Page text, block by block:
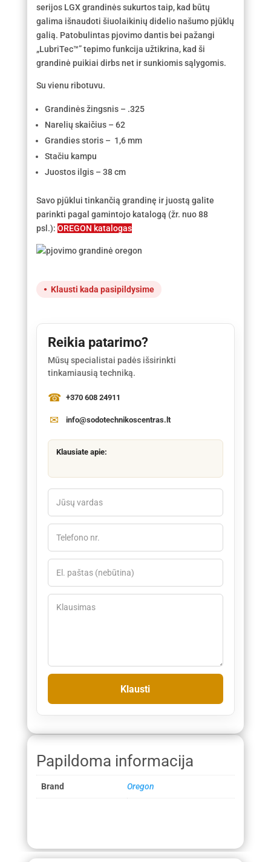
serijos LGX grandinės sukurtos taip, kad būtų
galima išnaudoti šiuolaikinių didelio našumo pjūklų
galią. Patobulintas pjovimo dantis bei pažangi
„LubriTec™” tepimo funkcija užtikrina, kad ši
grandinė puikiai dirbs net ir sunkiomis sąlygomis.
Su vienu ribotuvu.
Grandinės žingsnis – .325
Narelių skaičius – 62
Grandies storis – 1,6 mm
Stačiu kampu
Juostos ilgis – 38 cm
Savo pjūklui tinkančią grandinę ir juostą galite
parinkti pagal gamintojo katalogą (žr. nuo 88
psl.): OREGON katalogas
Klausti kada pasipildysime
Reikia patarimo?
Mūsų specialistai padės išsirinkti
tinkamiausią techniką.
+370 608 24911
info@sodotechnikoscentras.lt
Klausiate apie:
Papildoma informacija
Brand Oregon